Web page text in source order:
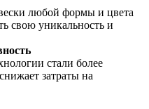
любой формы и цвета
свою уникальность и
стали более
затраты на